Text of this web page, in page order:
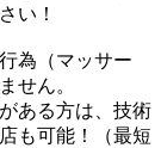
い！
為（マッサー
せん。
ある方は、技術
も可能！（最短